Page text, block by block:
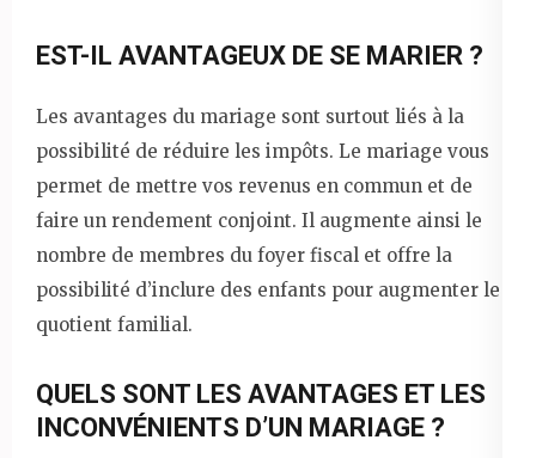
EST-IL AVANTAGEUX DE SE MARIER ?
Les avantages du mariage sont surtout liés à la
possibilité de réduire les impôts. Le mariage vous
permet de mettre vos revenus en commun et de
faire un rendement conjoint. Il augmente ainsi le
nombre de membres du foyer fiscal et offre la
possibilité d’inclure des enfants pour augmenter le
quotient familial.
QUELS SONT LES AVANTAGES ET LES
INCONVÉNIENTS D’UN MARIAGE ?